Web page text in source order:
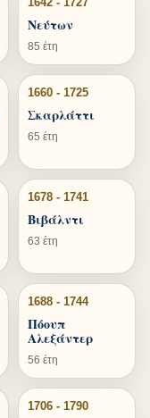
Νεύτων
85 έτη
1660 - 1725
Σκαρλάττι
65 έτη
1678 - 1741
Βιβάλντι
63 έτη
1688 - 1744
Πόουπ
Αλεξάντερ
56 έτη
1706 - 1790